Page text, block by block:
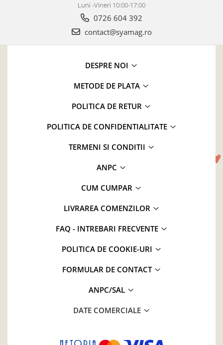
Luni -Vineri 10:00-17:00
0726 604 392
contact@syamag.ro
DESPRE NOI
METODE DE PLATA
POLITICA DE RETUR
POLITICA DE CONFIDENTIALITATE
TERMENI SI CONDITII
ANPC
CUM CUMPAR
LIVRAREA COMENZILOR
FAQ - INTREBARI FRECVENTE
POLITICA DE COOKIE-URI
FORMULAR DE CONTACT
ANPC/SAL
DATE COMERCIALE